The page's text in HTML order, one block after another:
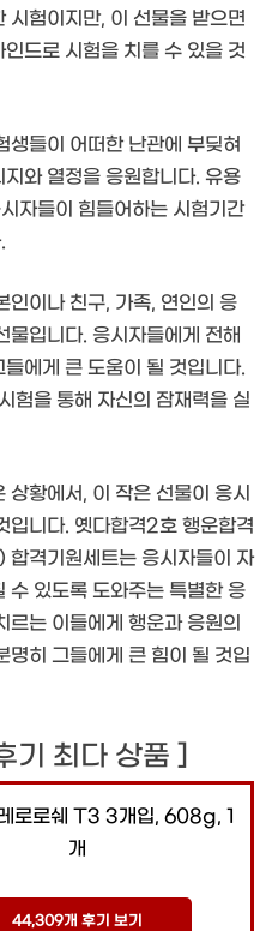
시험이지만, 이 선물을 받으면
드로 시험을 치를 수 있을 것
생들이 어떠한 난관에 부딪혀
와 열정을 응원합니다. 유용
자들이 힘들어하는 시험기간
인이나 친구, 가족, 연인의 응
물입니다. 응시자들에게 전해
에게 큰 도움이 될 것입니다.
험을 통해 자신의 잠재력을 실
황에서, 이 작은 선물이 응시
입니다. 옛다합격2호 행운합격
격기원세트는 응시자들이 자
수 있도록 도와주는 특별한 응
는 이들에게 행운과 응원의
명히 그들에게 큰 힘이 될 것입
최다 상품 ]
로로쉐 T3 3개입, 608g, 1
개
44,309개 후기 보기